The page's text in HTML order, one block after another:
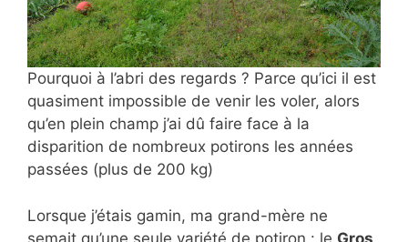
Pourquoi à l’abri des regards ? Parce qu’ici il est
quasiment impossible de venir les voler, alors
qu’en plein champ j’ai dû faire face à la
disparition de nombreux potirons les années
passées (plus de 200 kg)
Lorsque j’étais gamin, ma grand-mère ne
semait qu’une seule variété de potiron : le Gros